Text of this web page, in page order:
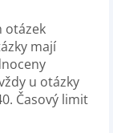
otázek
mají
u otázky
Časový limit